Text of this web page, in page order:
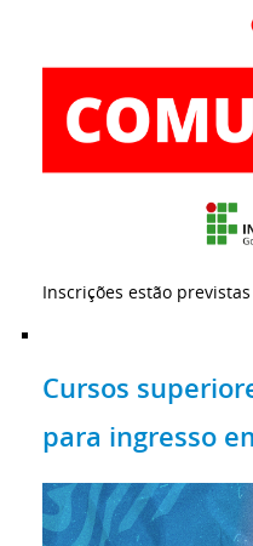
Inscrições estão
Cursos
para ingresso